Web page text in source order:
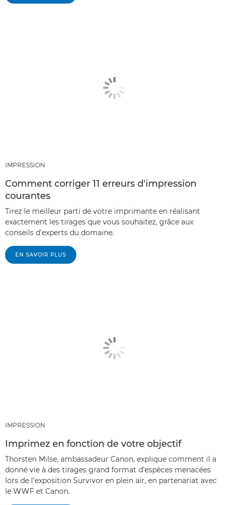
IMPRESSION
Comment corriger 11 erreurs d'impression
courantes
Tirez le meilleur parti de votre imprimante en réalisant
exactement les tirages que vous souhaitez, grâce aux
conseils d'experts du domaine.
EN SAVOIR PLUS
IMPRESSION
Imprimez en fonction de votre objectif
Thorsten Milse, ambassadeur Canon, explique comment il a
donné vie à des tirages grand format d'espèces menacées
lors de l'exposition Survivor en plein air, en partenariat avec
le WWF et Canon.